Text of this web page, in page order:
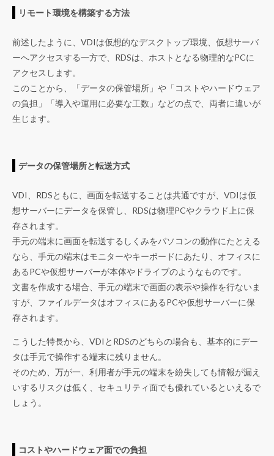
リモート環境を構築する方法
前述したように、VDIは仮想的なデスクトップ環境、仮想サーバ
ーへアクセスする一方で、RDSは、ホストとなる物理的なPCに
アクセスします。
このことから、「データの保管場所」や「コストやハードウェア
の負担」「導入や運用に必要な工数」などの点で、両者に違いが
生じます。
データの保管場所と転送方式
VDI、RDSともに、画面を転送することは共通ですが、VDIは仮
想サーバーにデータを保管し、RDSは物理PCやクラウド上に保
存されます。
手元の端末に画面を転送するしくみをパソコンの動作にたとえる
なら、手元の端末はモニターやキーボードにあたり、オフィスに
あるPCや仮想サーバーが本体やドライブのようなものです。
文書を作成する場合、手元の端末で画面の表示や操作を行ないま
すが、ファイルデータはオフィスにあるPCや仮想サーバーに保
存されます。
こうした特長から、VDIとRDSのどちらの場合も、基本的にデー
タは手元で操作する端末に残りません。
そのため、万が一、利用者が手元の端末を紛失しても情報が漏え
いするリスクは低く、セキュリティ面でも優れているといえるで
しょう。
コストやハードウェア面での負担